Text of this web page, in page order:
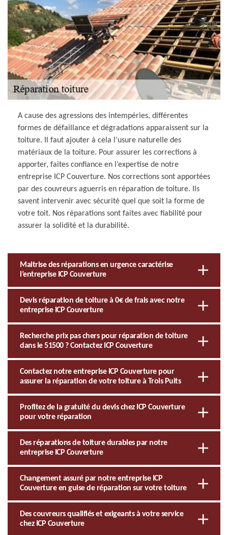
A cause des agressions des intempéries, différentes
formes de défaillance et dégradations apparaissent sur la
toiture. Il faut ajouter à cela l’usure naturelle des
matériaux de la toiture. Pour assurer les corrections à
apporter, faites confiance en l’expertise de notre
entreprise ICP Couverture. Nos corrections sont apportées
par des couvreurs aguerris en réparation de toiture. Ils
savent intervenir avec sécurité quel que soit la forme de
votre toit. Nos réparations sont faites avec fiabilité pour
assurer la solidité et la durabilité.
Maitrise des réparations en urgence caractérise
l’entreprise ICP Couverture
Devis réparation de toiture à 0€ de frais avec notre
entreprise ICP Couverture
Recherche prix pas chers pour réparation de toiture
dans le 51500 ? Contactez ICP Couverture
Contactez notre entreprise ICP Couverture pour
assurer la réparation de votre toiture à Trois Puits
Profitez de la gratuité du devis chez ICP Couverture
pour votre réparation
Des réparations de toiture durables par notre
entreprise ICP Couverture
Changement assuré par notre entreprise ICP
Couverture en guise de réparation sur votre toiture
Des couvreurs qualifiés et exigeants à votre service
chez ICP Couverture